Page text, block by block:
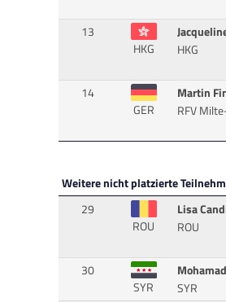
13
HKG
HKG
14
GER
Martin
RFV
Weitere nicht platzierte
29
ROU
Lisa
ROU
30
SYR
SYR